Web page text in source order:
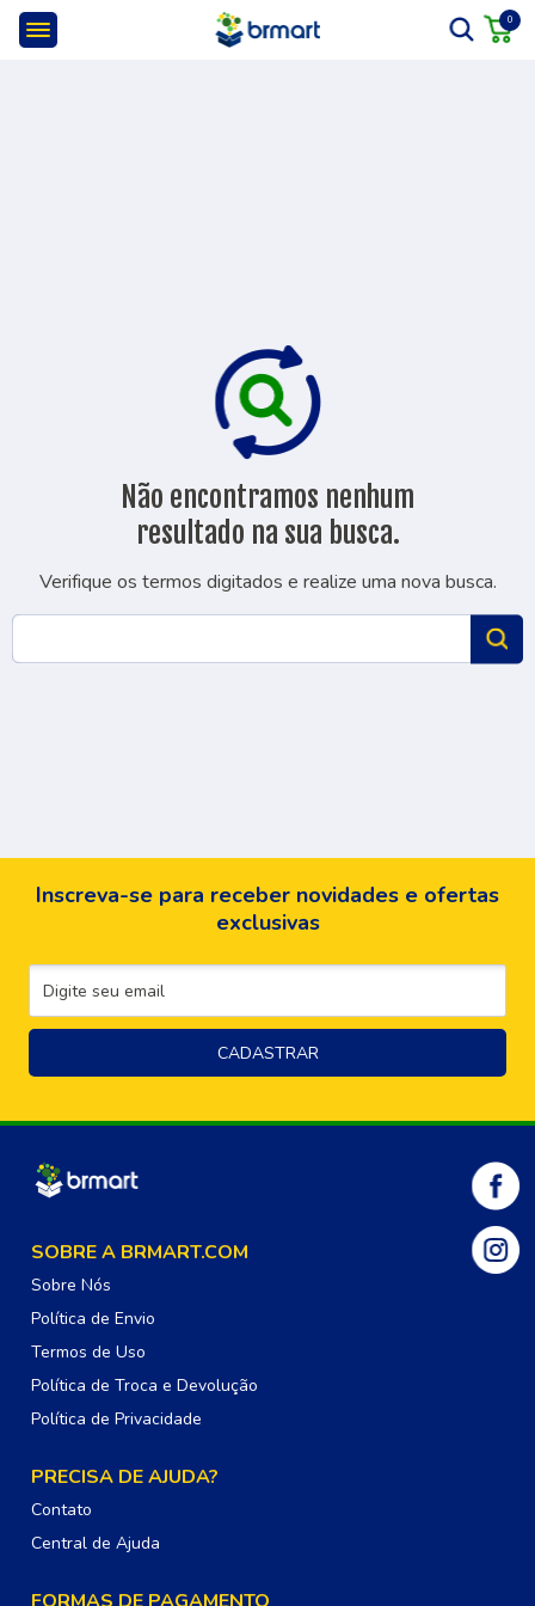
0
Não encontramos nenhum
resultado na sua busca.
Verifique os termos digitados e realize uma nova busca.
Inscreva-se para receber novidades e ofertas
exclusivas
SOBRE A BRMART.COM
Sobre Nós
Política de Envio
Termos de Uso
Política de Troca e Devolução
Política de Privacidade
PRECISA DE AJUDA?
Contato
Central de Ajuda